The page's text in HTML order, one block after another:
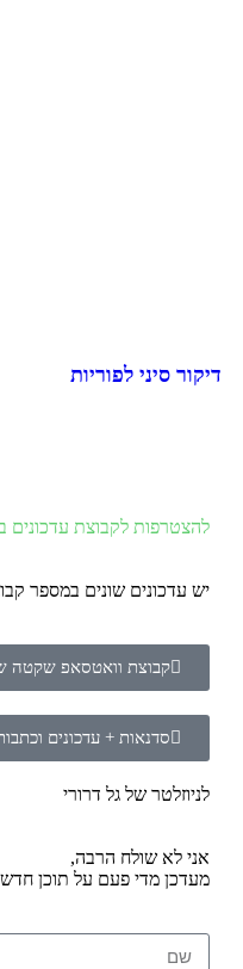
דיקור סיני לפוריות
להצטרפות לקבוצת עדכונים
יש עדכונים שונים במספר
קבוצת וואטסאפ שקטה
סדנאות + עדכונים
לניוזלטר של גל דרורי
אני לא שולח הרבה,
מעדכן מדי פעם על תוכן חדש